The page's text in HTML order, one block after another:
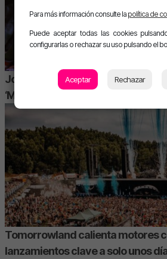
Joana Santos revoluciona las
‘MAMII’
Tomorrowland calienta motores
lanzamientos clave a solo unos
Para más información consulte la política de
Puede aceptar todas las cookies
configurarlas o rechazar su uso pulsando el
Aceptar Rechazar